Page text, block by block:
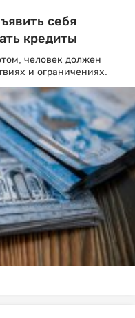
себя
кредиты
человек должен
и ограничениях.